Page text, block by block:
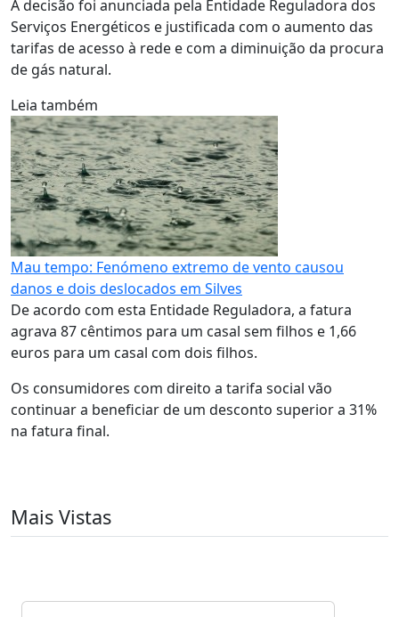
A decisão foi anunciada pela Entidade Reguladora dos
Serviços Energéticos e justificada com o aumento das
tarifas de acesso à rede e com a diminuição da procura
de gás natural.
Leia também
Mau tempo: Fenómeno extremo de vento causou
danos e dois deslocados em Silves
De acordo com esta Entidade Reguladora, a fatura
agrava 87 cêntimos para um casal sem filhos e 1,66
euros para um casal com dois filhos.
Os consumidores com direito a tarifa social vão
continuar a beneficiar de um desconto superior a 31%
na fatura final.
Mais Vistas